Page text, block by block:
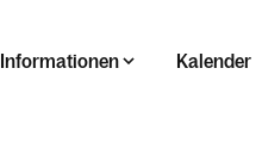
Informationen Kalender